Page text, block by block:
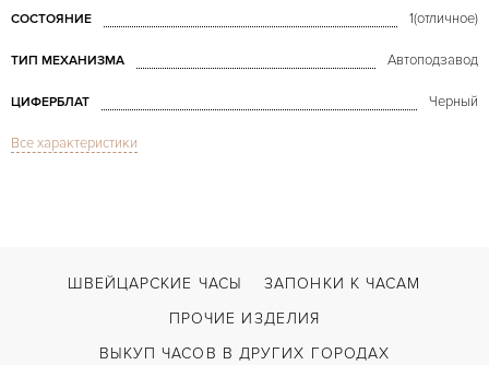
СОСТОЯНИЕ 1(отличное)
ТИП МЕХАНИЗМА Автоподзавод
ЦИФЕРБЛАТ Черный
СТЕКЛО
Двойной сложности застежка
Все характеристики
ШВЕЙЦАРСКИЕ ЧАСЫ
ЗАПОНКИ К ЧАСАМ
ПРОЧИЕ ИЗДЕЛИЯ
ВЫКУП ЧАСОВ В ДРУГИХ ГОРОДАХ